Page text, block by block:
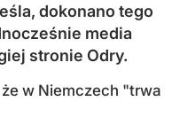
dokonano tego
media
stronie Odry.
w Niemczech "trwa